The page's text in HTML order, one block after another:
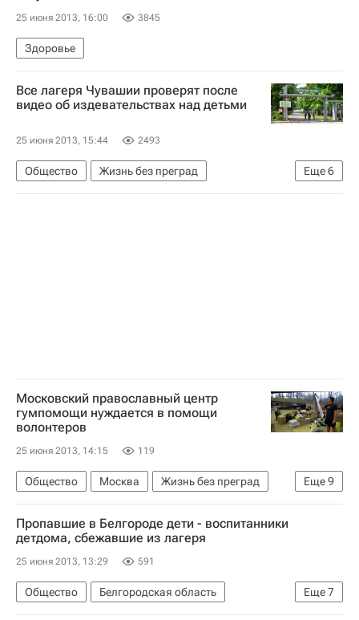
25 июня 2013, 16:00 3845
Здоровье
Все лагеря Чувашии проверят после
видео об издевательствах над детьми
25 июня 2013, 15:44 2493
Еще6
Общество
Жизнь без преград
Чувашская Республика (Чувашия)
Европа
Московский православный центр
гумпомощи нуждается в помощи
волонтеров
25 июня 2013, 14:15 119
Еще9
Общество Москва
Жизнь без преград
Европа
Центральный ФО
Весь мир
Патриарх Кирилл (Владимир Гундяев)
Московский метрополитен
Русская православная церковь
Пропавшие в Белгороде дети - воспитанники
детдома, сбежавшие из лагеря
25 июня 2013, 13:29 591
Еще7
Общество
Белгородская область
Жизнь без преград
Белгород
Европа